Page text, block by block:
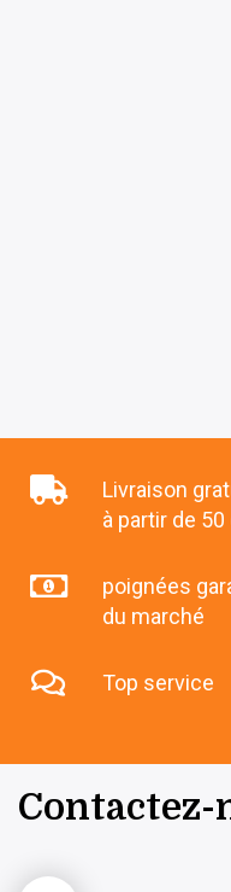
Livraison
à partir de
poignées
du marché
Top service
Contactez-